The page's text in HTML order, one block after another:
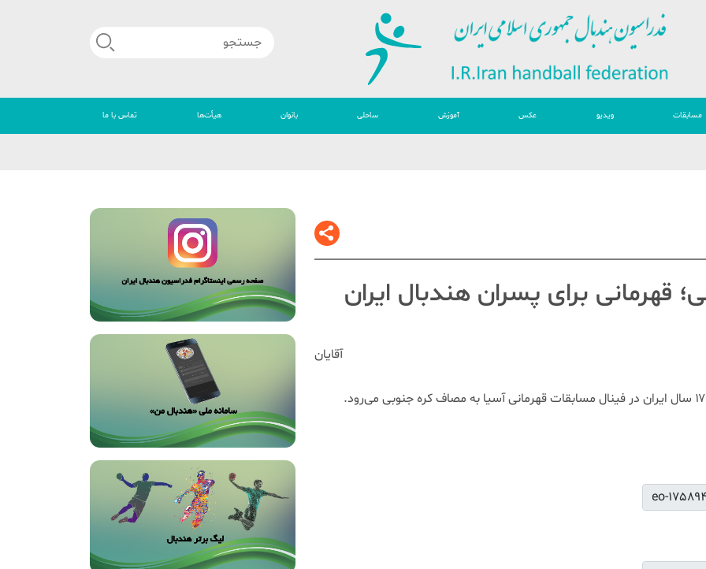
مسابقات ویدیو عکس آموزش ساحلی بانوان هیأت‌ها تماس با ما
برای پسران هندبال ایران
آقایان